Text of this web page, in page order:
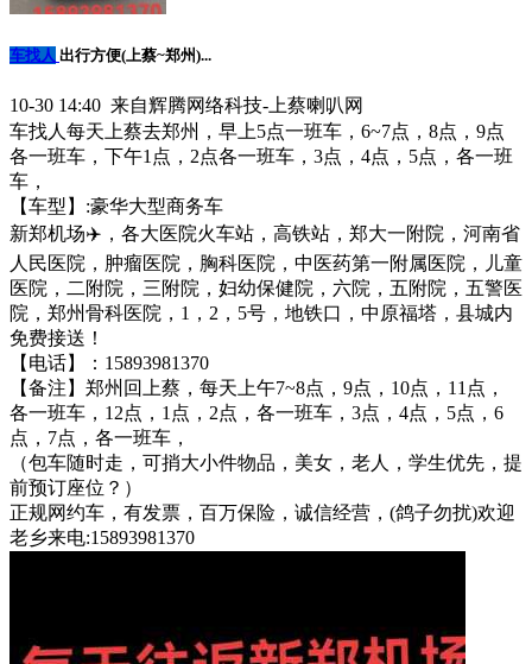
车找人 出行方便(上蔡~郑州)...
10-30 14:40 来自辉腾网络科技-上蔡喇叭网
车找人每天上蔡去郑州，早上5点一班车，6~7点，8点，9点
各一班车，下午1点，2点各一班车，3点，4点，5点，各一班
车，
【车型】:豪华大型商务车
新郑机场✈️，各大医院火车站，高铁站，郑大一附院，河南省
人民医院，肿瘤医院，胸科医院，中医药第一附属医院，儿童
医院，二附院，三附院，妇幼保健院，六院，五附院，五警医
院，郑州骨科医院，1，2，5号，地铁口，中原福塔，县城内
免费接送！
【电话】：15893981370
【备注】郑州回上蔡，每天上午7~8点，9点，10点，11点，
各一班车，12点，1点，2点，各一班车，3点，4点，5点，6
点，7点，各一班车，
（包车随时走，可捎大小件物品，美女，老人，学生优先，提
前预订座位？）
正规网约车，有发票，百万保险，诚信经营，(鸽子勿扰)欢迎
老乡来电:15893981370